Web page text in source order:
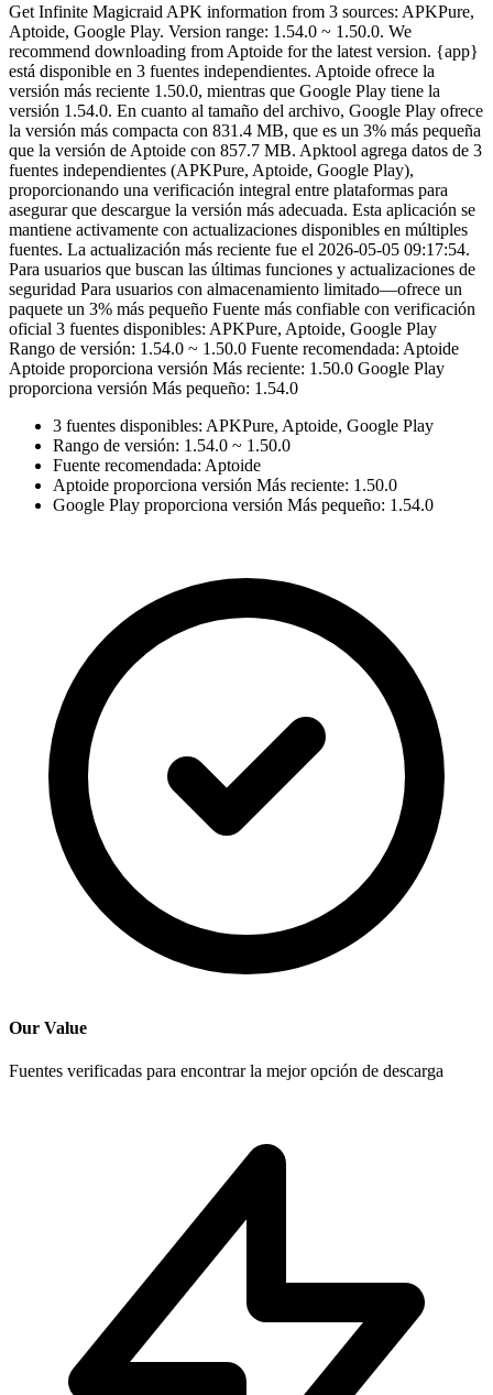
Get Infinite Magicraid APK information from 3 sources: APKPure,
Aptoide, Google Play. Version range: 1.54.0 ~ 1.50.0. We
recommend downloading from Aptoide for the latest version. {app}
está disponible en 3 fuentes independientes. Aptoide ofrece la
versión más reciente 1.50.0, mientras que Google Play tiene la
versión 1.54.0. En cuanto al tamaño del archivo, Google Play ofrece
la versión más compacta con 831.4 MB, que es un 3% más pequeña
que la versión de Aptoide con 857.7 MB. Apktool agrega datos de 3
fuentes independientes (APKPure, Aptoide, Google Play),
proporcionando una verificación integral entre plataformas para
asegurar que descargue la versión más adecuada. Esta aplicación se
mantiene activamente con actualizaciones disponibles en múltiples
fuentes. La actualización más reciente fue el 2026-05-05 09:17:54.
Para usuarios que buscan las últimas funciones y actualizaciones de
seguridad Para usuarios con almacenamiento limitado—ofrece un
paquete un 3% más pequeño Fuente más confiable con verificación
oficial 3 fuentes disponibles: APKPure, Aptoide, Google Play
Rango de versión: 1.54.0 ~ 1.50.0 Fuente recomendada: Aptoide
Aptoide proporciona versión Más reciente: 1.50.0 Google Play
proporciona versión Más pequeño: 1.54.0
3 fuentes disponibles: APKPure, Aptoide, Google Play
Rango de versión: 1.54.0 ~ 1.50.0
Fuente recomendada: Aptoide
Aptoide proporciona versión Más reciente: 1.50.0
Google Play proporciona versión Más pequeño: 1.54.0
Our Value
Fuentes verificadas para encontrar la mejor opción de descarga